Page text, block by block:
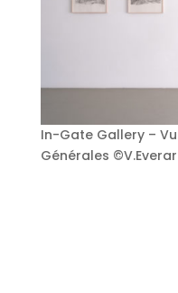
In-Gate Gallery –
Générales